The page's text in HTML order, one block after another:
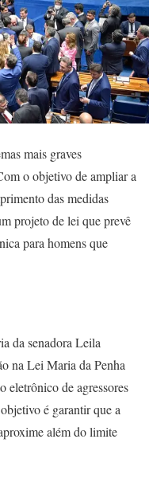
mais graves
o objetivo de ampliar a
das medidas
projeto de lei que prevê
para homens que
da senadora Leila
na Lei Maria da Penha
eletrônico de agressores
é garantir que a
além do limite